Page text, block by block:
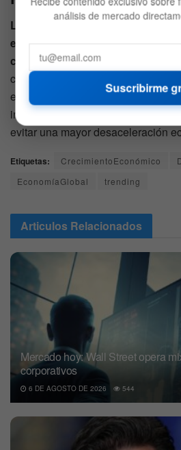
La economía global se enfrenta
entre ellos la creciente deuda y
comerciales.Aunque Asia sigue
crecimiento, el proteccionismo y la
estructurales en China podrían
insta a los gobiernos a tomar
evitar una mayor desaceleración
Etiquetas: CrecimientoEconómico
EconomíaGlobal
trending
Articulos Relacionados
Mercado hoy: Wall Street opera
corporativos
6 DE AGOSTO DE 2026 544
análisis de mercado
Suscribirme